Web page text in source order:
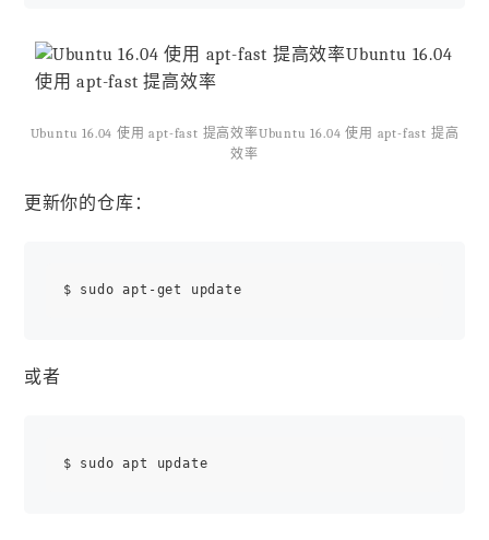
Ubuntu 16.04 使用 apt-fast 提高效率Ubuntu 16.04 使用 apt-fast 提高
效率
更新你的仓库：
或者